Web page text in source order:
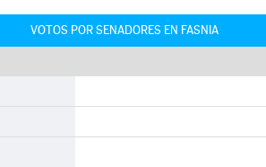
VOTOS POR SENADORES EN FASNIA